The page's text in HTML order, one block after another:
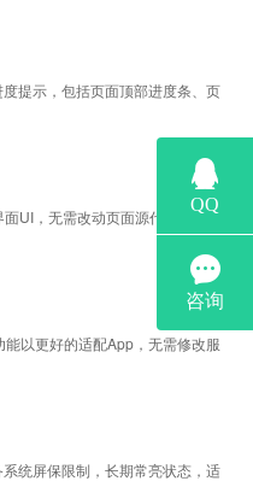
提示，包括页面顶部进度条、页
UI，无需改动页面源代码，一键
以更好的适配App，无需修改服
统屏保限制，长期常亮状态，适